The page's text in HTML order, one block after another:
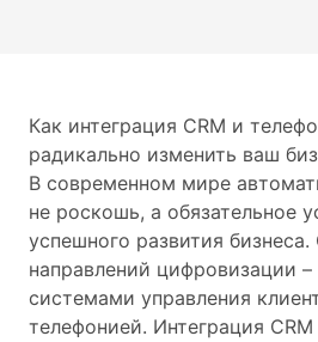
Как интеграция CRM и
радикально изменить ваш
В современном мире
не роскошь, а обязательное
успешного развития
направлений цифровизации
системами управления
телефонией. Интеграция